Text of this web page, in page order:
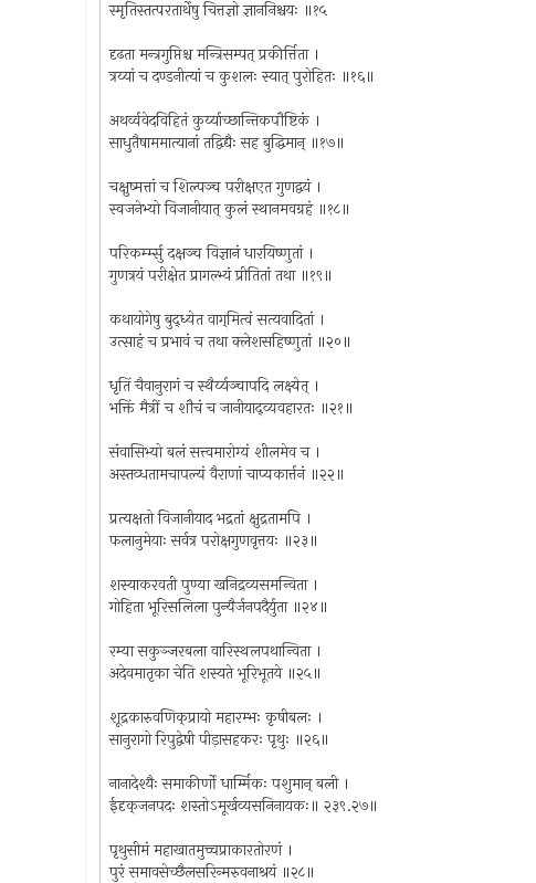
स्मृतिस्तत्परतार्थेषु चित्तज्ञो ज्ञाननिश्चयः ॥१५
दृढता मन्त्रगुप्तिश्च मन्त्रिसम्पत् प्रकीर्त्तिता ।
त्रय्यां च दण्डनीत्यां च कुशलः स्यात् पुरोहितः ॥१६॥
अथर्व्ववेदविहितं कुर्य्याच्छान्तिकपौष्टिकं ।
साधुतैषाममात्यानां तद्विद्यैः सह बुद्धिमान् ॥१७॥
चक्षुष्मत्तां च शिल्पञ्च परीक्षएत गुणद्वयं ।
स्वजनेभ्यो विजानीयात् कुलं स्थानमवग्रहं ॥१८॥
परिकर्म्म्सु दक्षञ्च विज्ञानं धारयिष्णुतां ।
गुणत्रयं परीक्षेत प्रागल्भ्यं प्रीतितां तथा ॥१९॥
कथायोगेषु बुद्ध्येत वाग्‌मित्वं सत्यवादितां ।
उत्साहं च प्रभावं च तथा क्लेशसहिष्णुतां ॥२०॥
धृतिं चैवानुरागं च स्थैर्य्यञ्चापदि लक्ष्येत् ।
भक्तिं मैत्रीं च शौचं च जानीयाद्व्यवहारतः ॥२१॥
संवासिभ्यो बलं सत्त्वमारोग्यं शीलमेव च ।
अस्तव्धतामचापल्यं वैराणां चाप्यकार्त्तनं ॥२२॥
प्रत्यक्षतो विजानीयाद भद्रतां क्षुद्रतामपि ।
फलानुमेयाः सर्वत्र परोक्षगुणवृत्तयः ॥२३॥
शस्याकरवती पुण्या खनिद्रव्यसमन्विता ।
गोहिता भूरिसलिला पुन्यैर्जनपदैर्युता ॥२४॥
रम्या सकुञ्जरबला वारिस्थलपथान्विता ।
अदेवमातृका चेति शस्यते भूरिभूतये ॥२५॥
शूद्रकारुवणिक्‌प्रायो महारम्भः कृषीबलः ।
सानुरागो रिपुद्वेषी पीड़ासहकरः पृथुः ॥२६॥
नानादेश्यैः समाकीर्णो धार्म्मिकः पशुमान् बली ।
ईदृक्‌जनपदः शस्तोऽमूर्खव्यसनिनायकः॥ २३९.२७॥
पृथुसीमं महाखातमुच्चप्राकारतोरणं ।
पुरं समावसेच्छैलसरिन्मरुवनाश्रयं ॥२८॥